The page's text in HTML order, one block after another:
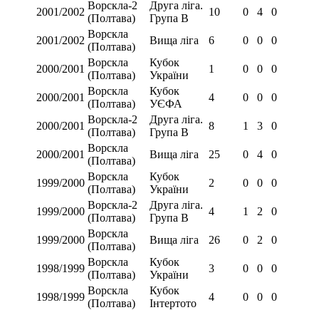
2001/2002
Ворскла-2
(Полтава)
Друга ліга.
Група В
10 0 4 0
2001/2002
Ворскла
(Полтава)
Вища ліга 6 0 0 0
2000/2001
Ворскла
(Полтава)
Кубок
України
1 0 0 0
2000/2001
Ворскла
(Полтава)
Кубок
УЄФА
4 0 0 0
2000/2001
Ворскла-2
(Полтава)
Друга ліга.
Група В
8 1 3 0
2000/2001
Ворскла
(Полтава)
Вища ліга 25 0 4 0
1999/2000
Ворскла
(Полтава)
Кубок
України
2 0 0 0
1999/2000
Ворскла-2
(Полтава)
Друга ліга.
Група В
4 1 2 0
1999/2000
Ворскла
(Полтава)
Вища ліга 26 0 2 0
1998/1999
Ворскла
(Полтава)
Кубок
України
3 0 0 0
1998/1999
Ворскла
(Полтава)
Кубок
Інтертото
4 0 0 0